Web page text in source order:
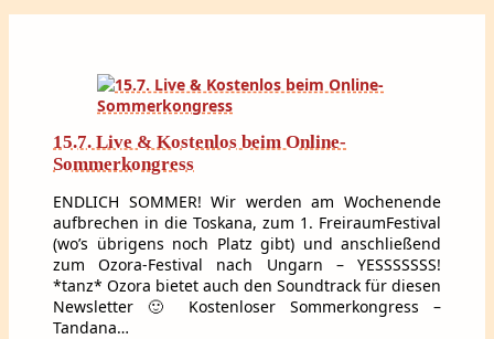
15.7. Live & Kostenlos beim Online-
Sommerkongress
ENDLICH SOMMER! Wir werden am Wochenende
aufbrechen in die Toskana, zum 1. FreiraumFestival
(wo’s übrigens noch Platz gibt) und anschließend
zum Ozora-Festival nach Ungarn – YESSSSSSS!
*tanz* Ozora bietet auch den Soundtrack für diesen
Newsletter 🙂 Kostenloser Sommerkongress –
Tandana…